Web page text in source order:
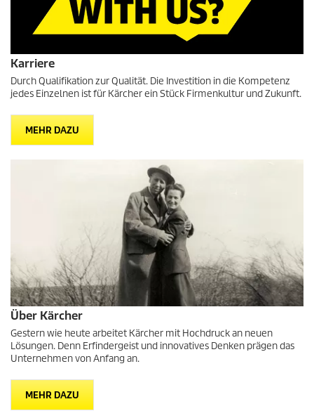
Karriere
Durch Qualifikation zur Qualität. Die Investition in die Kompetenz
jedes Einzelnen ist für Kärcher ein Stück Firmenkultur und Zukunft.
MEHR DAZU
Über Kärcher
Gestern wie heute arbeitet Kärcher mit Hochdruck an neuen
Lösungen. Denn Erfindergeist und innovatives Denken prägen das
Unternehmen von Anfang an.
MEHR DAZU